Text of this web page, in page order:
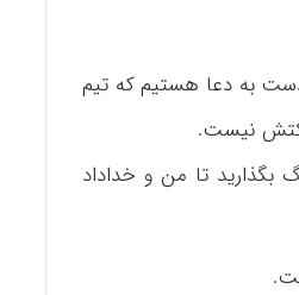
به دعا هستیم که تیم
نیست.
بگذارید تا من و خداداد